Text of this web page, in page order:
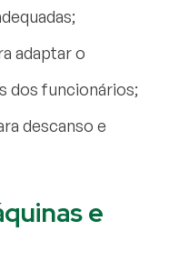
adaptar o
dos funcionários;
descanso e
e